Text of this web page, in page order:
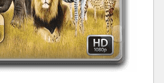
مسابقات / ورزشی
مستند های اختصاصی